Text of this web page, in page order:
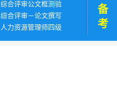
综合评审公文框测验
综合评审－论文撰写
人力资源管理师四级
备
考